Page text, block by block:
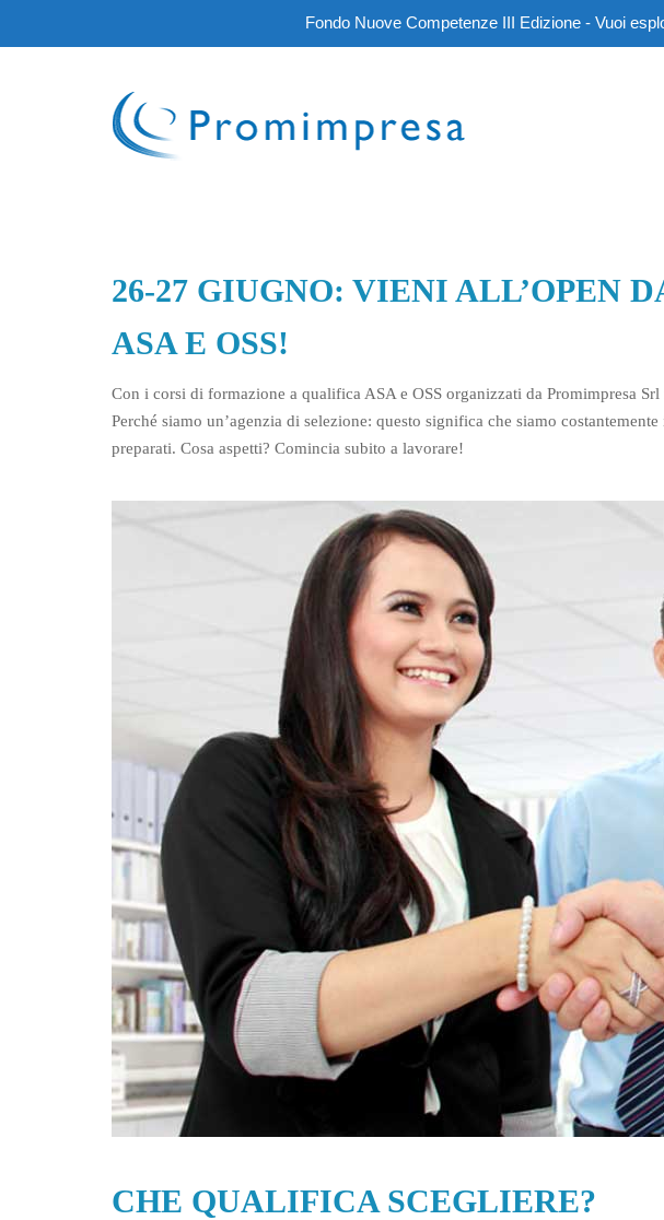
Fondo Nuove Competenze III Edizione - Vuoi
26-27 GIUGNO: VIENI ALL’OPEN
ASA E OSS!
Con i corsi di formazione a qualifica ASA e OSS organizzati da Promimpresa Srl
Perché siamo un’agenzia di selezione: questo significa che siamo
preparati. Cosa aspetti? Comincia subito a lavorare!
CHE QUALIFICA SCEGLIERE?